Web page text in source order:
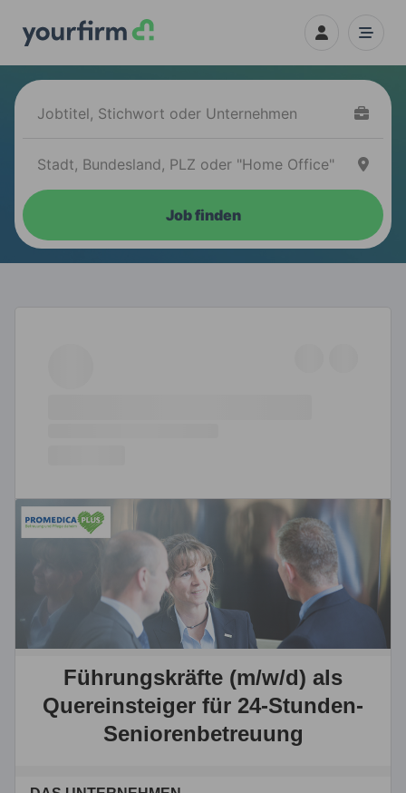
Job finden